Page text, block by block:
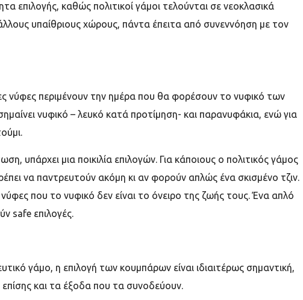
επιλογής, καθώς πολιτικοί γάμοι τελούνται σε νεοκλασικά
υπαίθριους χώρους, πάντα έπειτα από συνεννόηση με τον
νύφες περιμένουν την ημέρα που θα φορέσουν το νυφικό των
νυφικό – λευκό κατά προτίμηση- και παρανυφάκια, ενώ για
υπάρχει μια ποικιλία επιλογών. Για κάποιους ο πολιτικός γάμος
να παντρευτούν ακόμη κι αν φορούν απλώς ένα σκισμένο τζιν.
νύφες που το νυφικό δεν είναι το όνειρο της ζωής τους. Ένα απλό
safe επιλογές.
γάμο, η επιλογή των κουμπάρων είναι ιδιαιτέρως σημαντική,
και τα έξοδα που τα συνοδεύουν.